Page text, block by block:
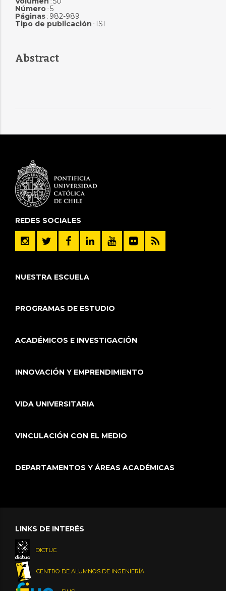
:
Número: 5
Páginas: 982-989
Tipo de publicación : ISI
Abstract
REDES SOCIALES
NUESTRA ESCUELA
PROGRAMAS DE ESTUDIO
ACADÉMICOS E INVESTIGACIÓN
INNOVACIÓN Y EMPRENDIMIENTO
VIDA UNIVERSITARIA
VINCULACIÓN CON EL MEDIO
DEPARTAMENTOS Y ÁREAS ACADÉMICAS
LINKS DE INTERÉS
DICTUC
CENTRO DE ALUMNOS DE INGENIERÍA